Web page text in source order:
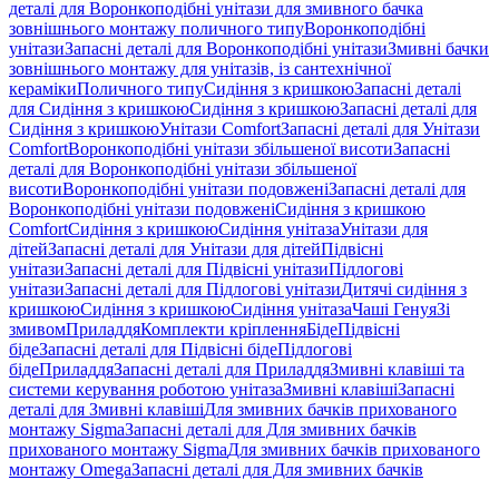
деталі для Воронкоподібні унітази для змивного бачка
зовнішнього монтажу поличного типуВоронкоподібні
унітазиЗапасні деталі для Воронкоподібні унітазиЗмивні бачки
зовнішнього монтажу для унітазів, із сантехнічної
керамікиПоличного типуСидіння з кришкоюЗапасні деталі
для Сидіння з кришкоюСидіння з кришкоюЗапасні деталі для
Сидіння з кришкоюУнітази ComfortЗапасні деталі для Унітази
ComfortВоронкоподібні унітази збільшеної висотиЗапасні
деталі для Воронкоподібні унітази збільшеної
висотиВоронкоподібні унітази подовженіЗапасні деталі для
Воронкоподібні унітази подовженіСидіння з кришкою
ComfortСидіння з кришкоюСидіння унітазаУнітази для
дітейЗапасні деталі для Унітази для дітейПідвісні
унітазиЗапасні деталі для Підвісні унітазиПідлогові
унітазиЗапасні деталі для Підлогові унітазиДитячі сидіння з
кришкоюСидіння з кришкоюСидіння унітазаЧаші ГенуяЗі
змивомПриладдяКомплекти кріпленняБідеПідвісні
бідеЗапасні деталі для Підвісні бідеПідлогові
бідеПриладдяЗапасні деталі для ПриладдяЗмивні клавіші та
системи керування роботою унітазаЗмивні клавішіЗапасні
деталі для Змивні клавішіДля змивних бачків прихованого
монтажу SigmaЗапасні деталі для Для змивних бачків
прихованого монтажу SigmaДля змивних бачків прихованого
монтажу OmegaЗапасні деталі для Для змивних бачків